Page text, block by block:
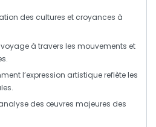
des cultures et croyances à
voyage à travers les mouvements et
l’expression artistique reflète les
des œuvres majeures des